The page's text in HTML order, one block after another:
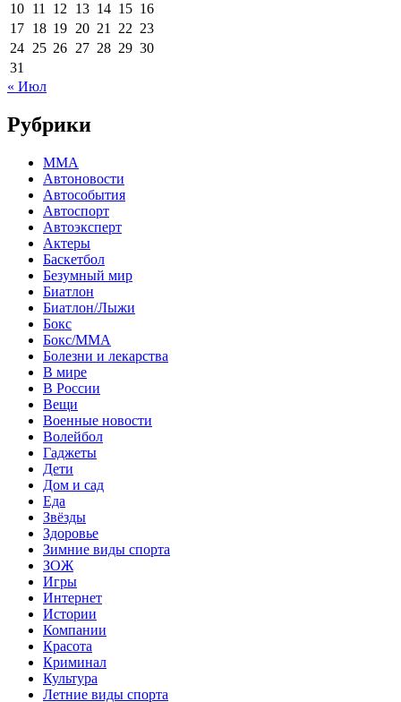
10 11 12 13 14 15 16
17 18 19 20 21 22 23
24 25 26 27 28 29 30
31
« Июл
Рубрики
MMA
Автоновости
Автособытия
Автоспорт
Автоэксперт
Актеры
Баскетбол
Безумный мир
Биатлон
Биатлон/Лыжи
Бокс
Бокс/MMA
Болезни и лекарства
В мире
В России
Вещи
Военные новости
Волейбол
Гаджеты
Дети
Дом и сад
Еда
Звёзды
Здоровье
Зимние виды спорта
ЗОЖ
Игры
Интернет
Истории
Компании
Красота
Криминал
Культура
Летние виды спорта